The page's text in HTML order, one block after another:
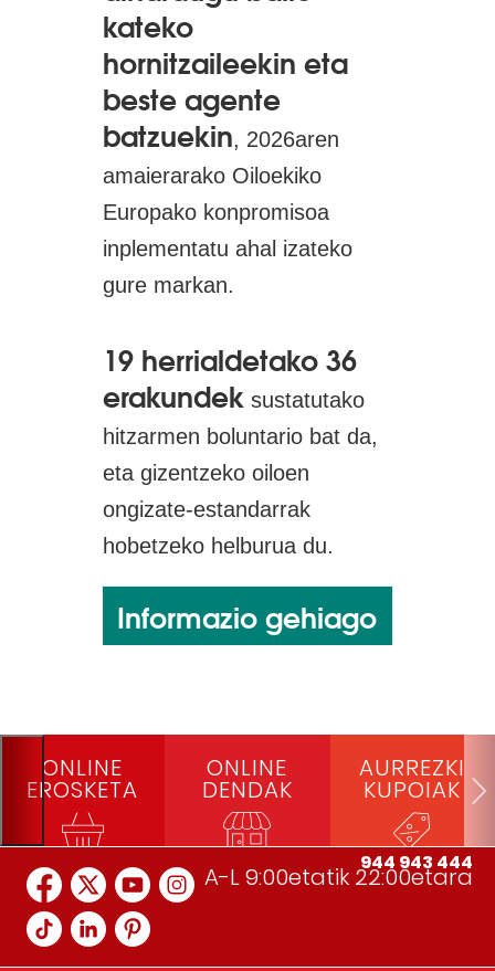
kateko
hornitzaileekin eta
beste agente
batzuekin, 2026aren
amaierarako Oiloekiko
Europako konpromisoa
inplementatu ahal izateko
gure markan.
19 herrialdetako 36
erakundek sustatutako
hitzarmen boluntario bat da,
eta gizentzeko oiloen
ongizate-estandarrak
hobetzeko helburua du.
Informazio gehiago
ONLINE
EROSKETA
ONLINE
DENDAK
AURREZKI
KUPOIAK
944 943 444
A-L 9:00etatik 22:00etara